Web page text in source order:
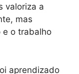
valoriza a
mas
e o trabalho
aprendizado